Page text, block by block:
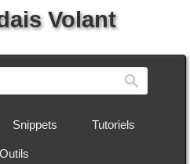
Volant
Snippets Tutoriels
Outils